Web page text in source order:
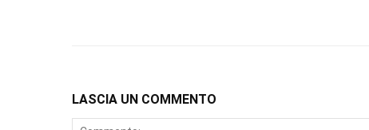
LASCIA UN COMMENTO